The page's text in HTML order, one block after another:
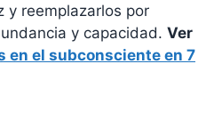
y reemplazarlos por
y capacidad. Ver
en el subconsciente en 7